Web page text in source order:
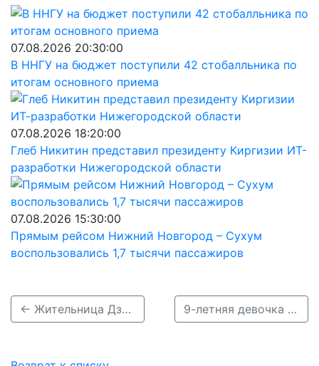
07.08.2026 20:30:00
В ННГУ на бюджет поступили 42 стобалльника по
итогам основного приема
07.08.2026 18:20:00
Глеб Никитин представил президенту Киргизии ИТ-
разработки Нижегородской области
07.08.2026 15:30:00
Прямым рейсом Нижний Новгород – Сухум
воспользовались 1,7 тысячи пассажиров
← Жительница Дзержинска осуждена на 1,5 года за смертельное ДТП с ребенком 9-летняя девочка поскользнулась и попала под машину в Навашине →